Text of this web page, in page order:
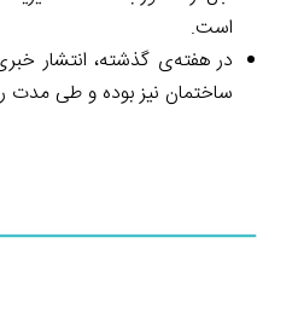
است.
در هفته‌ی گذشته، انتشار
ساختمان نیز بوده و طی مدت